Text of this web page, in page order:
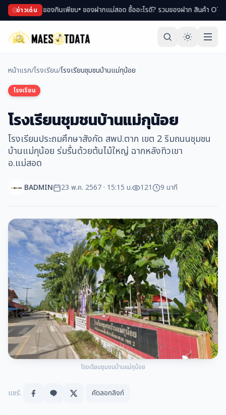
ข่าวเด่น
พม่า ของกินเพียบ• ของฝากแม่สอด ซื้ออะไรดี? รวมของฝาก สินค้า OTOP ขึ้นชื่อ
หน้าแรก/โรงเรียน/โรงเรียนชุมชนบ้านแม่กุน้อย
โรงเรียน
โรงเรียนชุมชนบ้านแม่กุน้อย
โรงเรียนประถมศึกษาสังกัด สพป.ตาก เขต 2 ริมถนนชุมชน
บ้านแม่กุน้อย ร่มรื่นด้วยต้นไม้ใหญ่ ฉากหลังทิวเขา
อ.แม่สอด
BADMIN 23 พ.ค. 2567 · 15:15 น. 121 9 นาที
โรงเรียนชุมชนบ้านแม่กุน้อย
แชร์: คัดลอกลิงก์